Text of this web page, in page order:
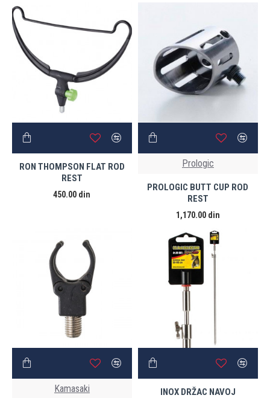
RON THOMPSON FLAT ROD
REST
450.00 din
Prologic
PROLOGIC BUTT CUP ROD
REST
1,170.00 din
Kamasaki INOX DRŽAC NAVOJ